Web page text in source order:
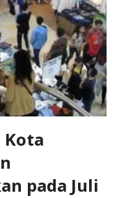
pada Juli